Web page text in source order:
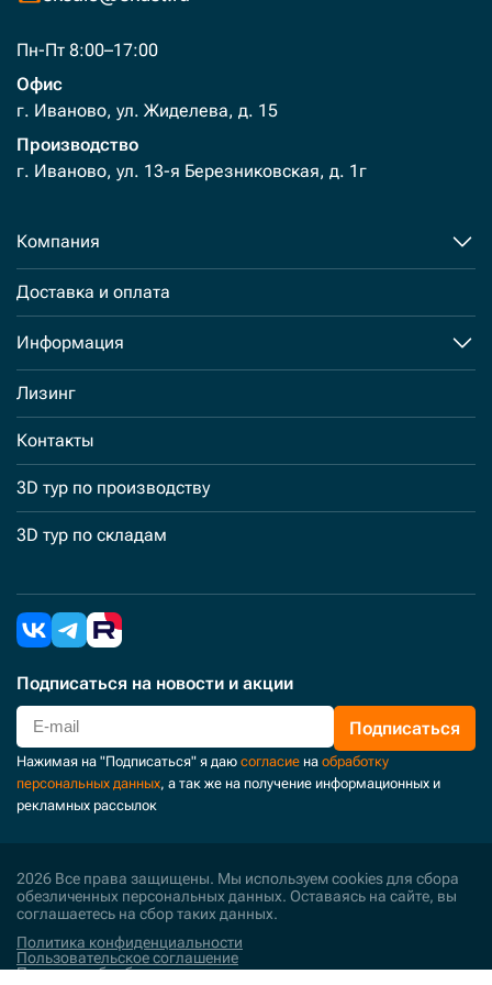
Пн-Пт 8:00–17:00
Офис
г. Иваново, ул. Жиделева, д. 15
Производство
г. Иваново, ул. 13-я Березниковская, д. 1г
Компания
Доставка и оплата
Информация
Лизинг
Контакты
3D тур по производству
3D тур по складам
Подписаться на новости и акции
Подписаться
Нажимая на "Подписаться" я даю согласие на обработку
персональных данных, а так же на получение информационных и
рекламных рассылок
2026 Все права защищены. Мы используем cookies для сбора
обезличенных персональных данных. Оставаясь на сайте, вы
соглашаетесь на сбор таких данных.
Политика конфиденциальности
Пользовательское соглашение
Политика обработки персональных данных